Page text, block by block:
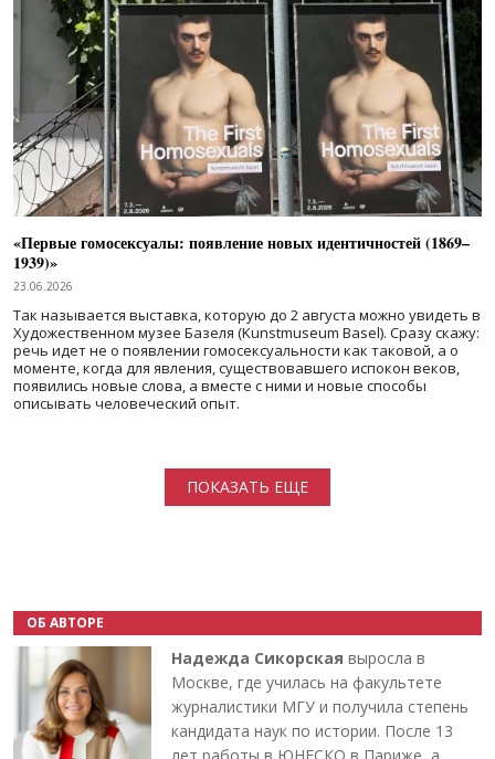
«Первые гомосексуалы: появление новых идентичностей (1869–
1939)»
23.06.2026
Так называется выставка, которую до 2 августа можно увидеть в
Художественном музее Базеля (Kunstmuseum Basel). Сразу скажу:
речь идет не о появлении гомосексуальности как таковой, а о
моменте, когда для явления, существовавшего испокон веков,
появились новые слова, а вместе с ними и новые способы
описывать человеческий опыт.
ПОКАЗАТЬ ЕЩЕ
ОБ АВТОРЕ
Надежда Сикорская выросла в
Москве, где училась на факультете
журналистики МГУ и получила степень
кандидата наук по истории. После 13
лет работы в ЮНЕСКО в Париже, а